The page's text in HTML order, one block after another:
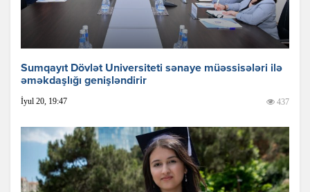
Sumqayıt Dövlət Universiteti sənaye müəssisələri ilə
əməkdaşlığı genişləndirir
İyul 20, 19:47 437